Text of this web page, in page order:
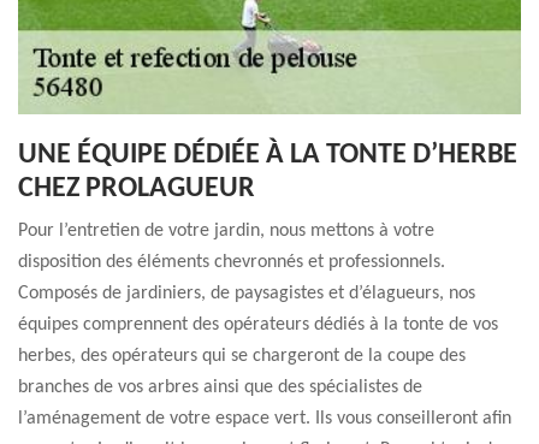
UNE ÉQUIPE DÉDIÉE À LA TONTE D’HERBE
CHEZ PROLAGUEUR
Pour l’entretien de votre jardin, nous mettons à votre
disposition des éléments chevronnés et professionnels.
Composés de jardiniers, de paysagistes et d’élagueurs, nos
équipes comprennent des opérateurs dédiés à la tonte de vos
herbes, des opérateurs qui se chargeront de la coupe des
branches de vos arbres ainsi que des spécialistes de
l’aménagement de votre espace vert. Ils vous conseilleront afin